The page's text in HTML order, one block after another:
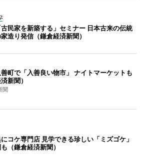
民家を新築する」セミナー 日本古来の伝統
造り発信（鎌倉経済新聞）
町で「入善良い物市」 ナイトマーケットも
新聞）
聞
コケ専門店 見学できる珍しい「ミズゴケ」
（鎌倉経済新聞）